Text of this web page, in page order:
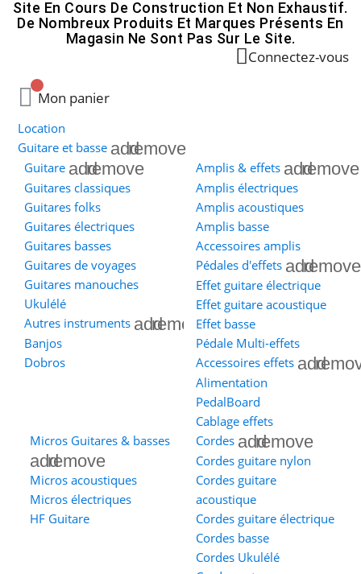
Site En Cours De Construction Et Non Exhaustif.
De Nombreux Produits Et Marques Présents En
Magasin Ne Sont Pas Sur Le Site.
Connectez-vous
Mon panier
Location
Guitare et basse addremove
Guitare addremove
Guitares classiques
Guitares folks
Guitares électriques
Guitares basses
Guitares de voyages
Guitares manouches
Ukulélé
Autres instruments addremove
Banjos
Dobros
Amplis & effets addremove
Amplis électriques
Amplis acoustiques
Amplis basse
Accessoires amplis
Pédales d'effets addremove
Effet guitare électrique
Effet guitare acoustique
Effet basse
Pédale Multi-effets
Accessoires effets add
Alimentation
PedalBoard
Cablage effets
Micros Guitares & basses
addremove
Micros acoustiques
Micros électriques
HF Guitare
Cordes addremove
Cordes guitare nylon
Cordes guitare
acoustique
Cordes guitare électrique
Cordes basse
Cordes Ukulélé